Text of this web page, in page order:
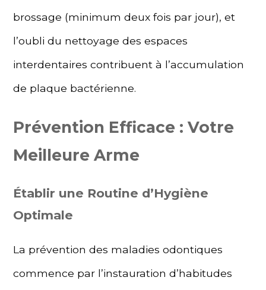
brossage (minimum deux fois par jour), et
l’oubli du nettoyage des espaces
interdentaires contribuent à l’accumulation
de plaque bactérienne.
Prévention Efficace : Votre
Meilleure Arme
Établir une Routine d’Hygiène
Optimale
La prévention des maladies odontiques
commence par l’instauration d’habitudes